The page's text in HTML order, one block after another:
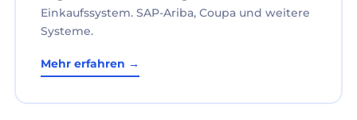
Einkaufssystem. SAP-Ariba, Coupa und weitere
Systeme.
Mehr erfahren →